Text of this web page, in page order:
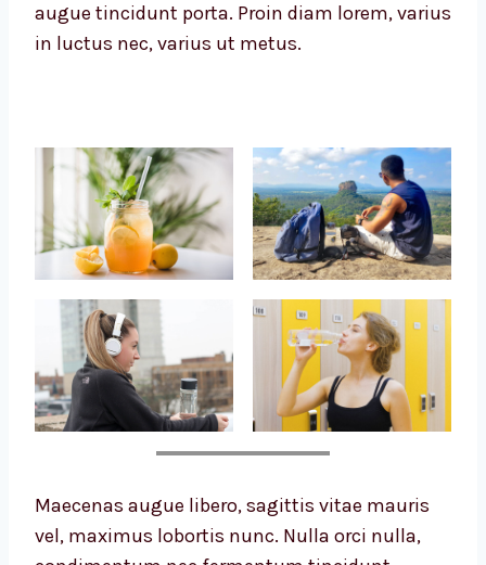
augue tincidunt porta. Proin diam lorem, varius
in luctus nec, varius ut metus.
Maecenas augue libero, sagittis vitae mauris
vel, maximus lobortis nunc. Nulla orci nulla,